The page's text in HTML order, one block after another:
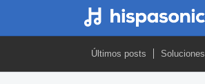
Últimos posts Soluciones